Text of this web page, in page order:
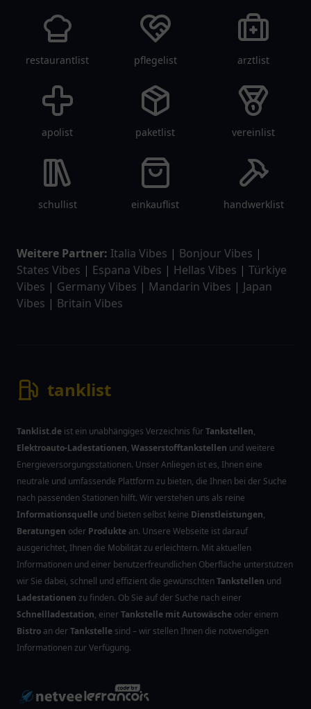
restaurantlist pflegelist arztlist
apolist paketlist vereinlist
schullist einkauflist handwerklist
Weitere Partner: Italia Vibes | Bonjour Vibes |
States Vibes | Espana Vibes | Hellas Vibes | Türkiye
Vibes | Germany Vibes | Mandarin Vibes | Japan
Vibes | Britain Vibes
tanklist
Tanklist.de ist ein unabhängiges Verzeichnis fürTankstellen,
Elektroauto-Ladestationen, Wasserstofftankstellen und weitere
Energieversorgungsstationen. Unser Anliegen ist es, Ihnen eine
neutrale und umfassende Plattform zu bieten, die Ihnen bei der Suche
nach passenden Stationen hilft. Wir verstehen uns als reine
Informationsquelle und bieten selbst keine Dienstleistungen,
Beratungen oder Produkte an. Unsere Webseite ist darauf
ausgerichtet, Ihnen die Mobilität zu erleichtern. Mit aktuellen
Informationen und einer benutzerfreundlichen Oberfläche unterstützen
wir Sie dabei, schnell und effizient die gewünschtenTankstellen und
Ladestationen zu finden. Ob Sie auf der Suche nach einer
Schnellladestation, einerTankstelle mit Autowäsche oder einem
Bistro an derTankstelle sind – wir stellen Ihnen die notwendigen
Informationen zur Verfügung.